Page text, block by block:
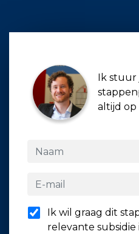
Ik stuur
altijd op
Ik wil graag dit
relevante